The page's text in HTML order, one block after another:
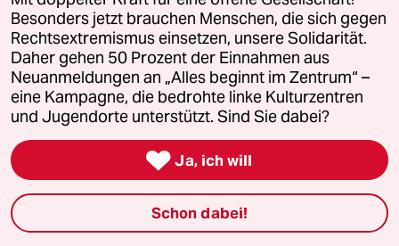
Verlag
Aktuelles
Hausblog
Die Seitenwende
Stellen
Besonders jetzt brauchen Menschen, die sich gegen
Rechtsextremismus einsetzen, unsere Solidarität.
Daher gehen 50 Prozent der Einnahmen aus
Neuanmeldungen an „Alles beginnt im Zentrum“ –
eine Kampagne, die bedrohte linke Kulturzentren
und Jugendorte unterstützt. Sind Sie dabei?
 Ja, ich will
Schon dabei!